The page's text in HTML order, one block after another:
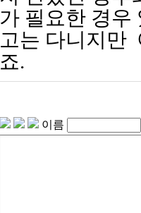
가 필요한 경우
고는 다니지만
죠.
이름